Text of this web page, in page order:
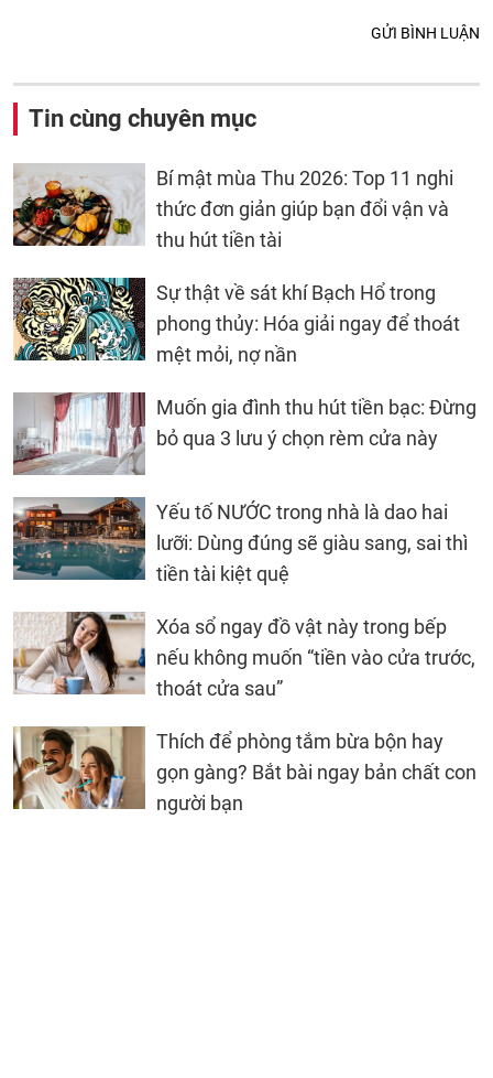
GỬI BÌNH LUẬN
Tin cùng chuyên mục
Bí mật mùa Thu 2026: Top 11 nghi
thức đơn giản giúp bạn đổi vận và
thu hút tiền tài
Sự thật về sát khí Bạch Hổ trong
phong thủy: Hóa giải ngay để thoát
mệt mỏi, nợ nần
Muốn gia đình thu hút tiền bạc: Đừng
bỏ qua 3 lưu ý chọn rèm cửa này
Yếu tố NƯỚC trong nhà là dao hai
lưỡi: Dùng đúng sẽ giàu sang, sai thì
tiền tài kiệt quệ
Xóa sổ ngay đồ vật này trong bếp
nếu không muốn “tiền vào cửa trước,
thoát cửa sau”
Thích để phòng tắm bừa bộn hay
gọn gàng? Bắt bài ngay bản chất con
người bạn